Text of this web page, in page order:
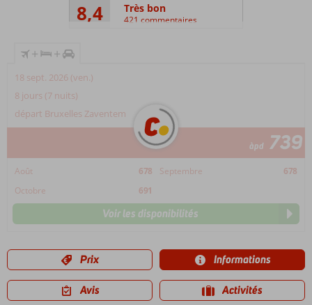
8,4 Très bon
421 commentaires
+ +
18 sept. 2026 (ven.)
8 jours (7 nuits)
départ Bruxelles Zaventem
àpd 739
Août 678 Septembre
678
Octobre
691
Voir les disponibilités
Prix Informations
Avis Activités